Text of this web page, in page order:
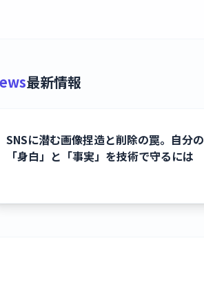
最新情報
SNSに潜む画像捏造と削除の罠。自分の
「身白」と「事実」を技術で守るには